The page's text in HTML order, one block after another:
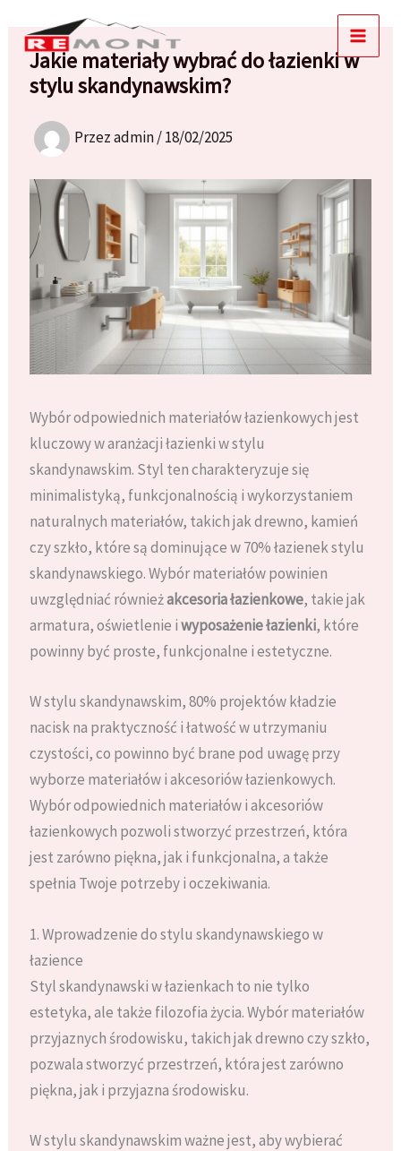
treściJakie materiały wybrać do łazienki w
stylu skandynawskim?
Przezadmin/18/02/2025
Wybór odpowiednich materiałów łazienkowych jest
kluczowy w aranżacji łazienki w stylu
skandynawskim. Styl ten charakteryzuje się
minimalistyką, funkcjonalnością i wykorzystaniem
naturalnych materiałów, takich jak drewno, kamień
czy szkło, które są dominujące w 70% łazienek stylu
skandynawskiego. Wybór materiałów powinien
uwzględniać równieżakcesoria łazienkowe, takie jak
armatura, oświetlenie iwyposażenie łazienki, które
powinny być proste, funkcjonalne i estetyczne.
W stylu skandynawskim, 80% projektów kładzie
nacisk na praktyczność i łatwość w utrzymaniu
czystości, co powinno być brane pod uwagę przy
wyborze materiałów i akcesoriów łazienkowych.
Wybór odpowiednich materiałów i akcesoriów
łazienkowych pozwoli stworzyć przestrzeń, która
jest zarówno piękna, jak i funkcjonalna, a także
spełnia Twoje potrzeby i oczekiwania.
1. Wprowadzenie do stylu skandynawskiego w
łazience
Styl skandynawski w łazienkach to nie tylko
estetyka, ale także filozofia życia. Wybór materiałów
przyjaznych środowisku, takich jak drewno czy szkło,
pozwala stworzyć przestrzeń, która jest zarówno
piękna, jak i przyjazna środowisku.
W stylu skandynawskim ważne jest, aby wybierać